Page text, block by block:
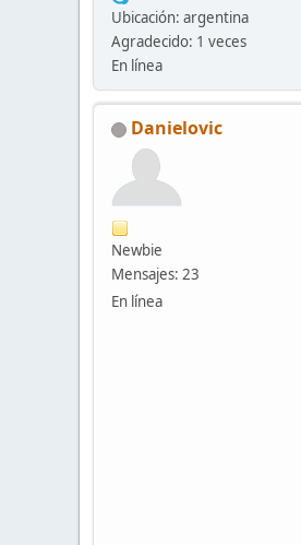
Ubicación: argentina
Agradecido: 1 veces
En línea
Danielovic
Newbie
Mensajes: 23
En línea